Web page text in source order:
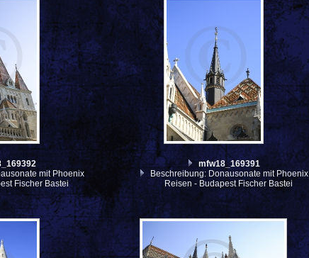
mit Phoenix
Fischer Bastei
mfw18_169391
Beschreibung: Donausonate mit Phoenix
Reisen - Budapest Fischer Bastei